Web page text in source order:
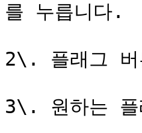
를 누릅니다.
2\. 플래그 버
3\. 원하는 플